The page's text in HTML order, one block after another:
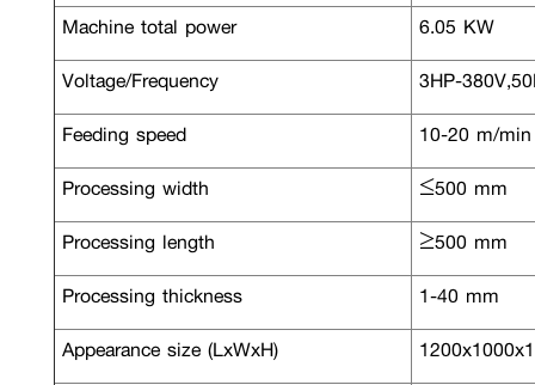
Machine total power
6.05 KW
Voltage/Frequency
3HP-
Feeding speed
10-20 m/min
Processing width
≤500 mm
Processing length
≥500 mm
Processing thickness
1-40 mm
Appearance size (LxWxH)